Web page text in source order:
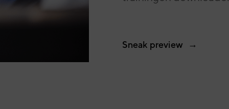
Sneak preview